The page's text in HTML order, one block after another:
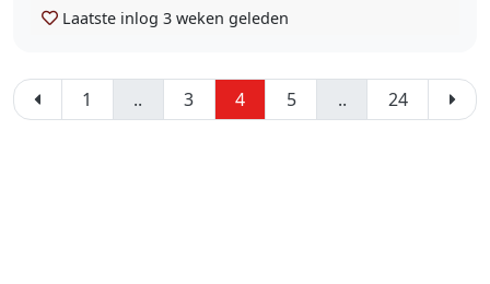
Laatste inlog 3 weken geleden
1 .. 3 4 5 .. 24